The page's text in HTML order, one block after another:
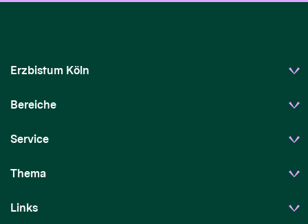
Erzbistum Köln
Bereiche
Service
Thema
Links